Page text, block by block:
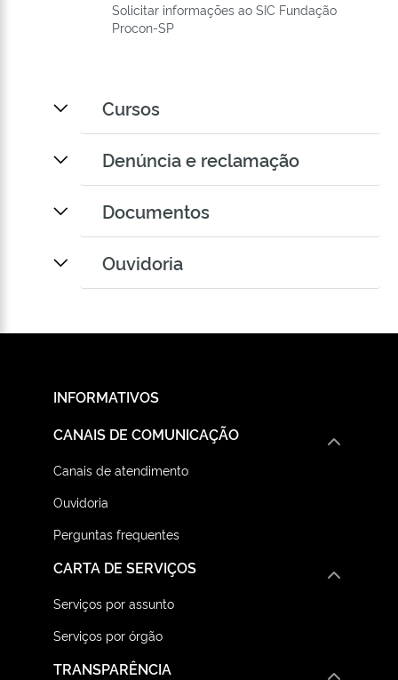
Solicitar informações ao SIC Fundação
Procon-SP
Cursos
Denúncia e reclamação
Documentos
Ouvidoria
INFORMATIVOS
CANAIS DE COMUNICAÇÃO
Canais de atendimento
Ouvidoria
Perguntas frequentes
CARTA DE SERVIÇOS
Serviços por assunto
Serviços por órgão
TRANSPARÊNCIA